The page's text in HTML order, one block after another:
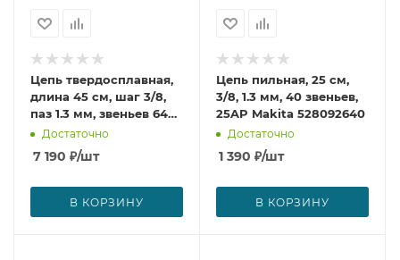
Цепь твердосплавная,
длина 45 см, шаг 3/8,
паз 1.3 мм, звеньев 64
Makita 957696064
Достаточно
7 190 ₽/шт
В КОРЗИНУ
Цепь пильная, 25 см,
3/8, 1.3 мм, 40 звеньев,
25AP Makita 528092640
Достаточно
1 390 ₽/шт
В КОРЗИНУ